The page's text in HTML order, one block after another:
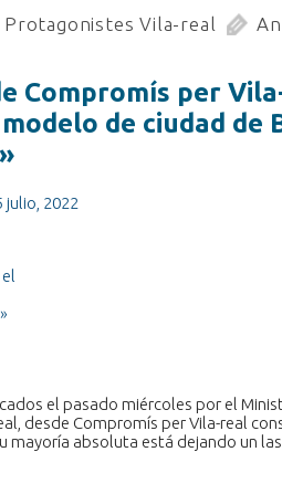
Protagonistes Vila-real
Compromís per
de ciudad de
julio, 2022
el pasado miércoles por el
desde Compromís per Vila-real
mayoría absoluta está dejando un